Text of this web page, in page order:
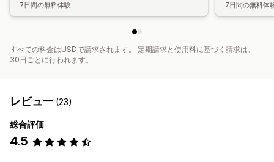
7日間の無料体験 7日間の無料体
すべての料金はUSDで請求されます。 定期請求と使用料に基づく請求は、
30日ごとに行われます。
レビュー (23)
総合評価
4.5